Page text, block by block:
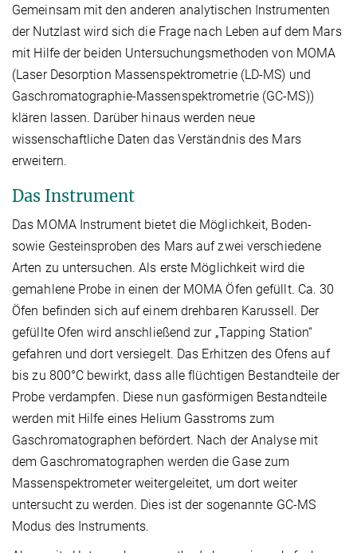
Gemeinsam mit den anderen analytischen Instrumenten
der Nutzlast wird sich die Frage nach Leben auf dem Mars
mit Hilfe der beiden Untersuchungsmethoden von MOMA
(Laser Desorption Massenspektrometrie (LD-MS) und
Gaschromatographie-Massenspektrometrie (GC-MS))
klären lassen. Darüber hinaus werden neue
wissenschaftliche Daten das Verständnis des Mars
erweitern.
Das Instrument
Das MOMA Instrument bietet die Möglichkeit, Boden-
sowie Gesteinsproben des Mars auf zwei verschiedene
Arten zu untersuchen. Als erste Möglichkeit wird die
gemahlene Probe in einen der MOMA Öfen gefüllt. Ca. 30
Öfen befinden sich auf einem drehbaren Karussell. Der
gefüllte Ofen wird anschließend zur „Tapping Station“
gefahren und dort versiegelt. Das Erhitzen des Ofens auf
bis zu 800°C bewirkt, dass alle flüchtigen Bestandteile der
Probe verdampfen. Diese nun gasförmigen Bestandteile
werden mit Hilfe eines Helium Gasstroms zum
Gaschromatographen befördert. Nach der Analyse mit
dem Gaschromatographen werden die Gase zum
Massenspektrometer weitergeleitet, um dort weiter
untersucht zu werden. Dies ist der sogenannte GC-MS
Modus des Instruments.